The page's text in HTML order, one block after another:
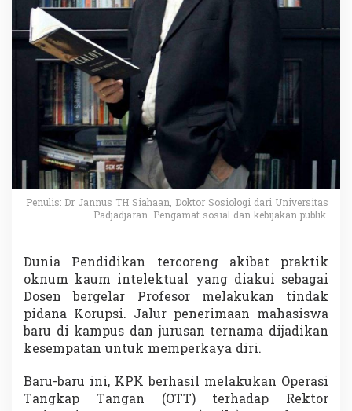
d
i
A
n
g
K
o
p
s
i
Penulis: Dr Jannus TH Siahaan, Doktor Sosiologi dari Universitas
Padjadjaran. Pengamat sosial dan kebijakan publik.
Dunia Pendidikan tercoreng akibat praktik
oknum kaum intelektual yang diakui sebagai
Dosen bergelar Profesor melakukan tindak
pidana Korupsi. Jalur penerimaan mahasiswa
baru di kampus dan jurusan ternama dijadikan
kesempatan untuk memperkaya diri.
Baru-baru ini, KPK berhasil melakukan Operasi
Tangkap Tangan (OTT) terhadap Rektor